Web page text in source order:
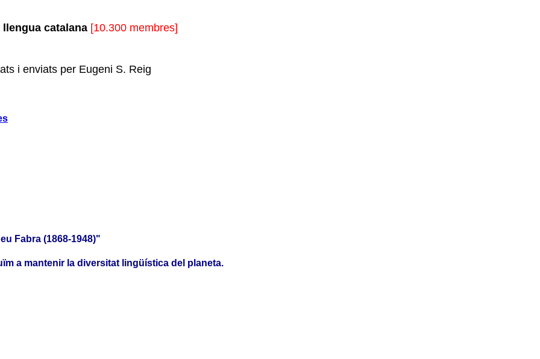
catalana [10.300 membres]
i enviats per Eugeni S. Reig
Fabra (1868-1948)"
a mantenir la diversitat lingüística del planeta.